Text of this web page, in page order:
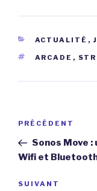
CATÉGORIES
ACTUALITÉ ,
ÉTIQUETTES
ARCADE ,
Navigation
l’article
Article
précédent
PRÉCÉDENT
Sonos Move
Wifi et
Article
SUIVANT